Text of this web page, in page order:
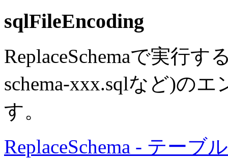
sqlFileEncoding
ReplaceSchemaで実行す
schema-xxx.sqlなど)の
す。
ReplaceSchema - テーブ